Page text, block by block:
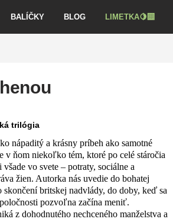
BALÍČKY BLOG LIMETKA🍋‍🟩
trilógia
nápaditý a krásny príbeh ako samotné
v ňom niekoľko tém, ktoré po celé stáročia
vo svete – potraty, sociálne a
žien. Autorka nás uvedie do bohatej
britskej nadvlády, do doby, keď sa
pozvoľna začína meniť.
z dohodnutého nechceného manželstva a